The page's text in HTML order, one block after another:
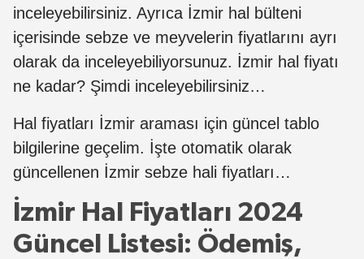
inceleyebilirsiniz. Ayrıca İzmir hal bülteni
içerisinde sebze ve meyvelerin fiyatlarını ayrı
olarak da inceleyebiliyorsunuz. İzmir hal fiyatı
ne kadar? Şimdi inceleyebilirsiniz…
Hal fiyatları İzmir araması için güncel tablo
bilgilerine geçelim. İşte otomatik olarak
güncellenen İzmir sebze hali fiyatları…
İzmir Hal Fiyatları 2024
Güncel Listesi: Ödemiş,